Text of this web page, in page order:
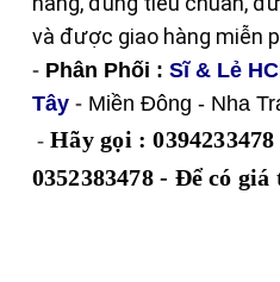
và được giao hàng miễn
- Phân Phối : Sĩ & Lẻ
Tây -Miền Đông - Nha
- Hãy gọi :
0352383478 - Để có giá